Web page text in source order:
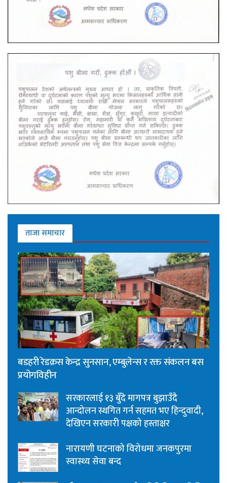
ताजा समाचार
बडहरी रेडक्रस केन्द्र सुनसान, एम्बुलेन्स र रक्त संकलन बस
प्रयोगविहीन
सरकारलाई १३ बुँदे मागपत्र बुझाउँदै
आन्दोलन स्थगित गर्न सहमत भए हिन्दुवादी,
देखिएन सरकारी पक्षको हस्ताक्षर
नारायणी घटनाको विरोधमा जनकपुरमा
स्वास्थ्य सेवा बन्द